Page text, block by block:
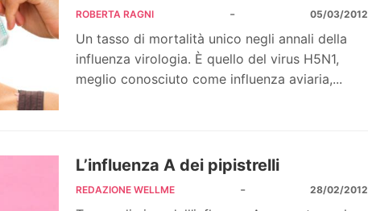
ROBERTA RAGNI - 05/03/2012
Un tasso di mortalità unico negli annali della
influenza virologia. È quello del virus H5N1,
meglio conosciuto come influenza aviaria,...
L’influenza A dei pipistrelli
REDAZIONE WELLME - 28/02/2012